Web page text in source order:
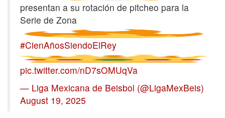
presentan a su rotación de pitcheo para la
Serie de Zona
#CienAñosSiendoElRey
pic.twitter.com/nD7sOMUqVa
— Liga Mexicana de Beisbol (@LigaMexBeis)
August 19, 2025